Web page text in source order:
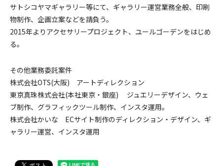
サトシコヤマギャラリー等にて、ギャラリー運営業務全般、印刷
物制作、企画立案などを請負う。
2015年よりアクセサリープロジェクト、ユールゴーデンをはじめ
る。
その他業務委託案件
株式会社OTS(大阪) アートディレクション
東京真珠株式会社(本社東京・銀座) ジュエリーデザイン、ウェ
ブ制作、グラフィックツール制作、インスタ運用。
株式会社かいな ECサイト制作のディレクション・デザイン、ギ
ャラリー運営、インスタ運用